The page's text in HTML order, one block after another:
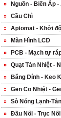
Nguồn - Biến Áp
Cầu Chì
Aptomat - Khởi
Màn Hình LCD
PCB - Mạch tự
Quạt Tản Nhiệt -
Băng Dính - Keo
Gen Co Nhiệt -
Sò Nóng Lạnh-
Đầu Nối - Trục